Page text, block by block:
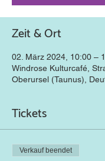
Zeit & Ort
02. März 2024, 10:00 –
Windrose Kulturcafé,
Oberursel (Taunus),
Tickets
Verkauf beendet